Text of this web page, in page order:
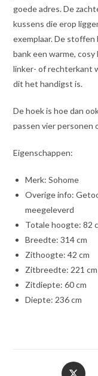
goede adres. De
kussens die erop
exemplaar. De
bank een warme,
linker- of rechterkant
dit het handigst is.
De hoek is hoe dan
passen vier personen
Eigenschappen:
Merk: Sohome
Overige info:
meegeleverd
Totale hoogte: 82
Breedte: 314 cm
Zithoogte: 42 cm
Zitbreedte: 221 cm
Zitdiepte: 60 cm
Diepte: 236 cm
Opent